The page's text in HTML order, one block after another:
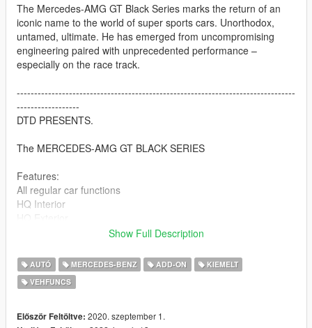
The Mercedes-AMG GT Black Series marks the return of an
iconic name to the world of super sports cars. Unorthodox,
untamed, ultimate. He has emerged from uncompromising
engineering paired with unprecedented performance –
especially on the race track.
--------------------------------------------------------------------------------
------------------
DTD PRESENTS.
The MERCEDES-AMG GT BLACK SERIES
Features:
All regular car functions
HQ Interior
Hands on steeringwheel
HQ Reflections on mirrors
--------------------------------------------------------------------------------
Show Full Description
AUTÓ MERCEDES-BENZ ADD-ON
KIEMELT
VEHFUNCS
Először Feltöltve: 2020. szeptember 1.